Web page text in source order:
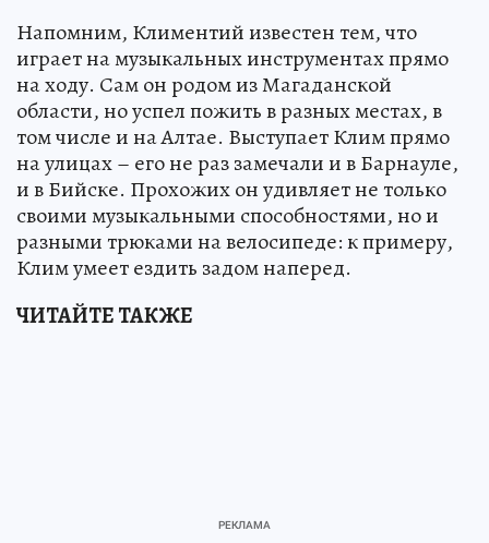
Напомним, Климентий известен тем, что
играет на музыкальных инструментах прямо
на ходу. Сам он родом из Магаданской
области, но успел пожить в разных местах, в
том числе и на Алтае. Выступает Клим прямо
на улицах – его не раз замечали и в Барнауле,
и в Бийске. Прохожих он удивляет не только
своими музыкальными способностями, но и
разными трюками на велосипеде: к примеру,
Клим умеет ездить задом наперед.
ЧИТАЙТЕ ТАКЖЕ